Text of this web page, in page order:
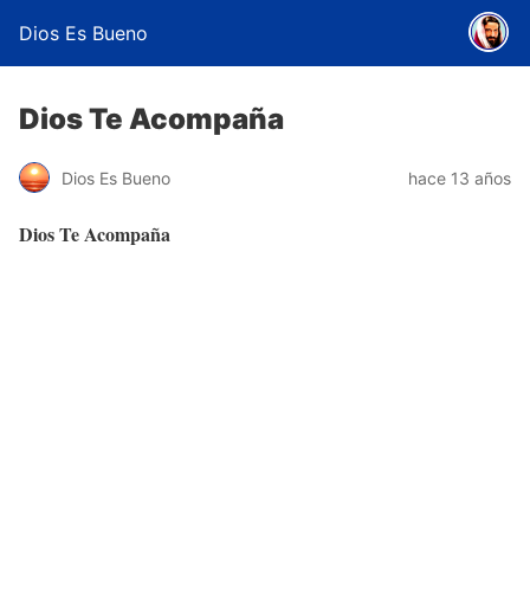
Dios Es Bueno
Dios Te Acompaña
Dios Es Bueno hace 13 años
Dios Te Acompaña